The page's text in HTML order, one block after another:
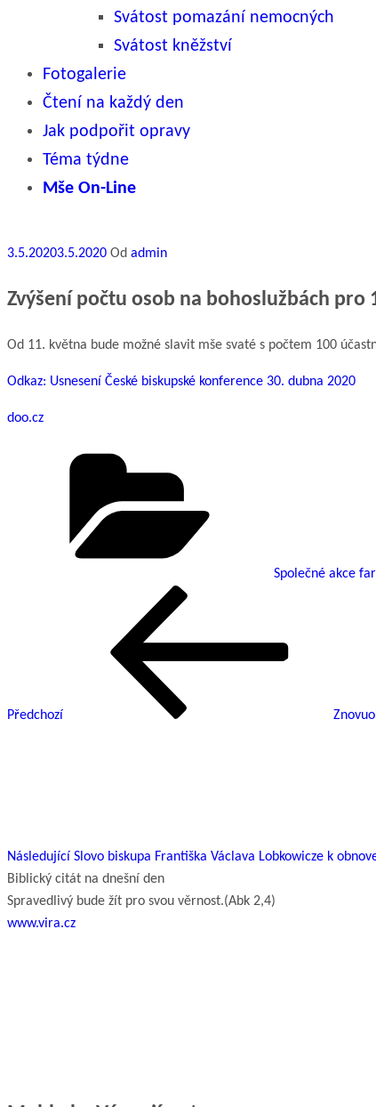
Svátost pomazání nemocných
Svátost kněžství
Fotogalerie
Čtení na každý den
Jak podpořit opravy
Téma týdne
Mše On-Line
Publikováno
3.5.20203.5.2020 Od admin
Zvýšení počtu osob na bohoslužbách pro
Od 11. května bude možné slavit mše svaté s počtem 100
Odkaz: Usnesení České biskupské konference 30. dubna 2020
doo.cz
Společné akce
Předchozí
Následující Slovo biskupa Františka Václava Lobkowicze k
Biblický citát na dnešní den
Spravedlivý bude žít pro svou věrnost.(Abk 2,4)
www.vira.cz